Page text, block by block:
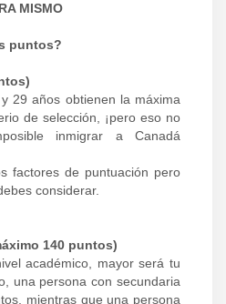
MISMO
puntos?
29 años obtienen la máxima
de selección, ¡pero eso no
inmigrar a Canadá
factores de puntuación pero
considerar.
140 puntos)
académico, mayor será tu
una persona con secundaria
mientras que una persona